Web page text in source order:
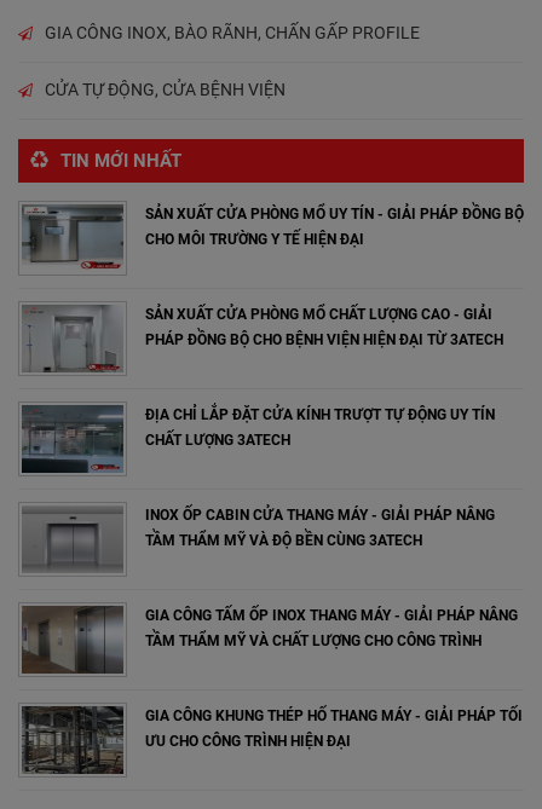
GIA CÔNG INOX, BÀO RÃNH, CHẤN GẤP PROFILE
CỬA TỰ ĐỘNG, CỬA BỆNH VIỆN
TIN MỚI NHẤT
SẢN XUẤT CỬA PHÒNG MỔ UY TÍN - GIẢI PHÁP ĐỒNG BỘ
CHO MÔI TRƯỜNG Y TẾ HIỆN ĐẠI
SẢN XUẤT CỬA PHÒNG MỔ CHẤT LƯỢNG CAO - GIẢI
PHÁP ĐỒNG BỘ CHO BỆNH VIỆN HIỆN ĐẠI TỪ 3ATECH
ĐỊA CHỈ LẮP ĐẶT CỬA KÍNH TRƯỢT TỰ ĐỘNG UY TÍN
CHẤT LƯỢNG 3ATECH
INOX ỐP CABIN CỬA THANG MÁY - GIẢI PHÁP NÂNG
TẦM THẨM MỸ VÀ ĐỘ BỀN CÙNG 3ATECH
GIA CÔNG TẤM ỐP INOX THANG MÁY - GIẢI PHÁP NÂNG
TẦM THẨM MỸ VÀ CHẤT LƯỢNG CHO CÔNG TRÌNH
GIA CÔNG KHUNG THÉP HỐ THANG MÁY - GIẢI PHÁP TỐI
ƯU CHO CÔNG TRÌNH HIỆN ĐẠI